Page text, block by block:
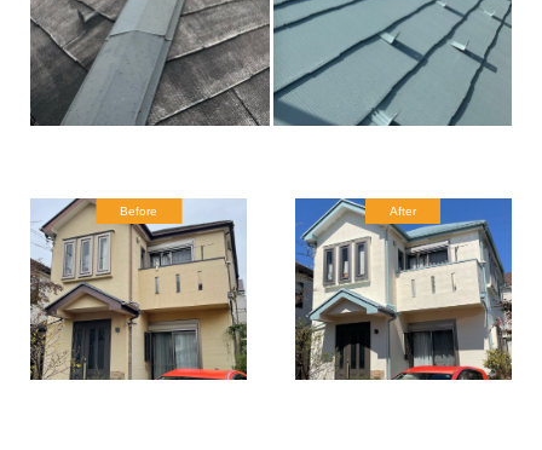
Before After